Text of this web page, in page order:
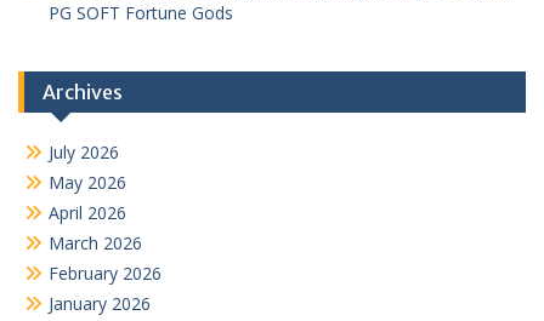
PG SOFT Fortune Gods
Archives
July 2026
May 2026
April 2026
March 2026
February 2026
January 2026